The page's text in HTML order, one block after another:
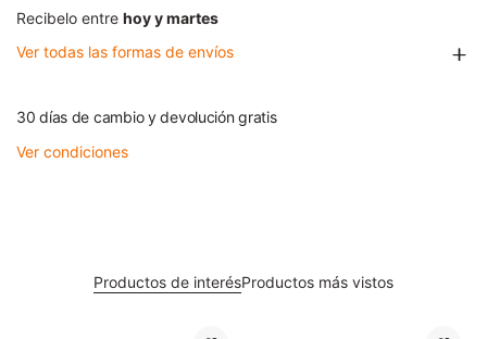
Recibelo entre hoy y martes
Ver todas las formas de envíos
30 días de cambio y devolución gratis
Ver condiciones
Productos de interésProductos más vistos